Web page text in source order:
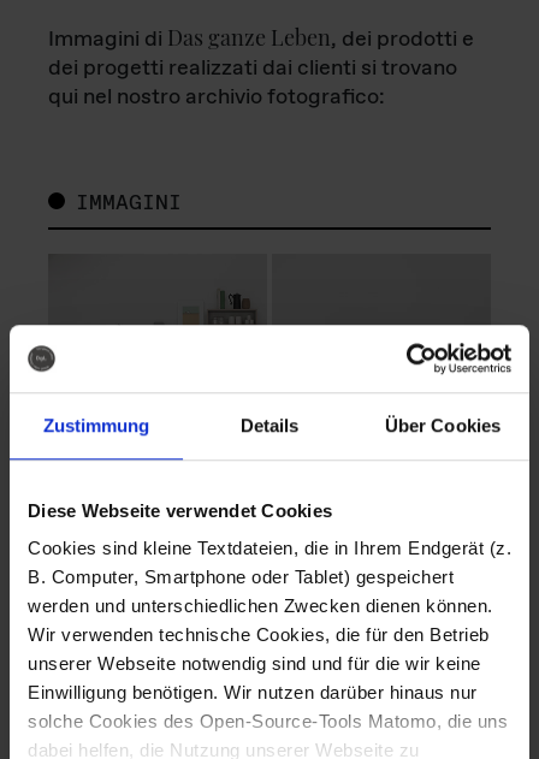
Zustimmung Details Über Cookies
Diese Webseite verwendet Cookies
Cookies sind kleine Textdateien, die in Ihrem Endgerät (z.
B. Computer, Smartphone oder Tablet) gespeichert
werden und unterschiedlichen Zwecken dienen können.
Wir verwenden technische Cookies, die für den Betrieb
unserer Webseite notwendig sind und für die wir keine
Einwilligung benötigen. Wir nutzen darüber hinaus nur
solche Cookies des Open-Source-Tools Matomo, die uns
dabei helfen, die Nutzung unserer Webseite zu
Immagini di Das ganze Leben, dei prodotti e
dei progetti realizzati dai clienti si trovano
qui nel nostro archivio fotografico:
IMMAGINI
Fotografo: Lorenz
Sternbach
Download
Fotografo: Lorenz
Sternbach
Download